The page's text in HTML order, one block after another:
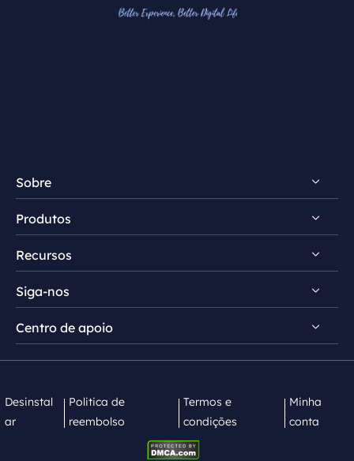
Sobre
Conheça EaseUS
Comentários e prêmios
Contrato de licença
Produtos
RecExperts para Windows
RecExperts para Mac
Screen Recorder Online
Recursos
Dicas de gravação de tela
Mac App Store
Siga-nos
  
Centro de apoio
Desinstal
ar
Politica de
reembolso
Termos e
condições
Minha
conta